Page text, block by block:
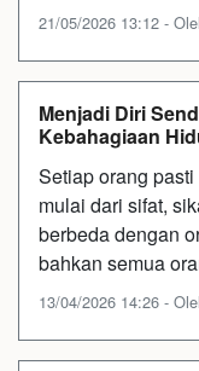
21/05/2026 13:12 -
Menjadi Diri
Kebahagiaan
Setiap orang
mulai dari sifat,
berbeda dengan
bahkan semua
13/04/2026 14:26 -